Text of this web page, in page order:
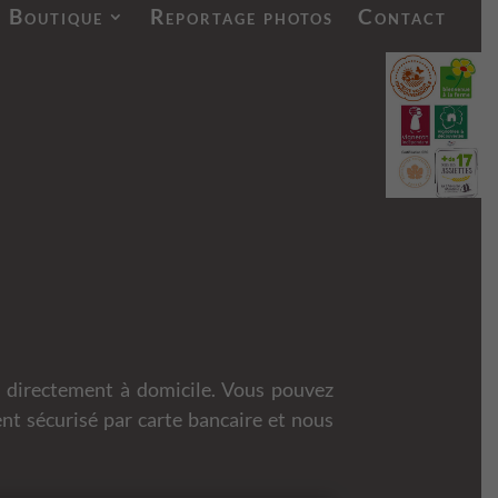
Boutique Reportage photos Contact
à domicile. Vous pouvez
sécurisé par carte bancaire et nous